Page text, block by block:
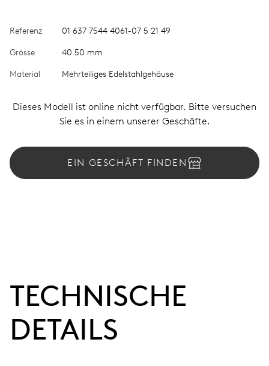
Referenz 01 637 7544 4061-07 5 21 49
Grösse 40.50 mm
Material Mehrteiliges Edelstahlgehäuse
Dieses Modell ist online nicht verfügbar. Bitte versuchen
Sie es in einem unserer Geschäfte.
EIN GESCHÄFT FINDEN
TECHNISCHE
DETAILS